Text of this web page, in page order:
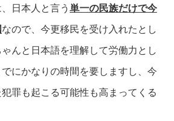
日本人と言う 単一の民族だけで今
なので、今更移民を受け入れたとし
んと日本語を理解して労働力とし
にかなりの時間を要しますし、今
罪も起こる可能性も高まってくる